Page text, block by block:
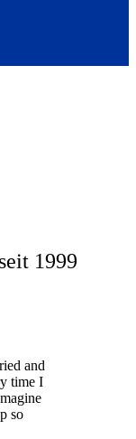
1999
and
time I
so